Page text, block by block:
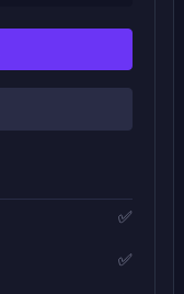
✅
✅